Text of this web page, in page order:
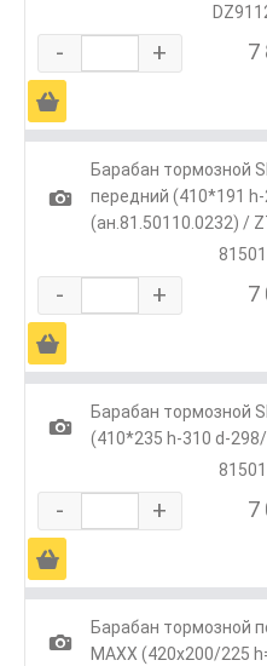
- + 7
Ä
1
Барабан тормозной
передний (410*191
(ан.81.50110.0232) /
- + 7
Ä
1
Барабан тормозной
(410*235 h-310 d-
- + 7
Ä
1
Барабан тормозной
MAXX (420х200/225